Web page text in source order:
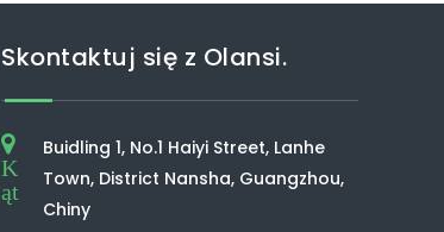
Skontaktuj się z Olansi.
K
ąt
Buidling 1, No.1 Haiyi Street, Lanhe
Town, District Nansha, Guangzhou,
Chiny